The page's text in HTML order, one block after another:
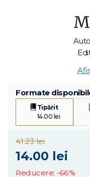
Formate
Tipărit
14.00 lei
41.23 lei
14.00 lei
Reducere: -66%